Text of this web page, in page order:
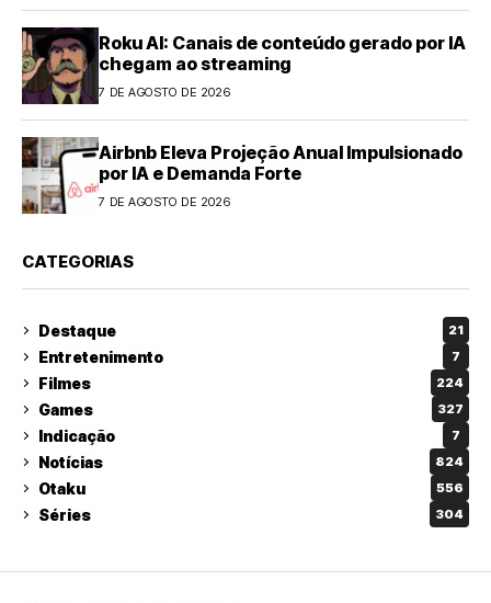
Roku AI: Canais de conteúdo gerado por IA
chegam ao streaming
7 DE AGOSTO DE 2026
Airbnb Eleva Projeção Anual Impulsionado
por IA e Demanda Forte
7 DE AGOSTO DE 2026
CATEGORIAS
Destaque 21
Entretenimento 7
Filmes 224
Games 327
Indicação 7
Notícias 824
Otaku 556
Séries 304